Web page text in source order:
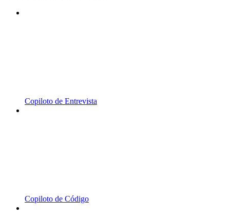
Copiloto de Entrevista
Copiloto de Código